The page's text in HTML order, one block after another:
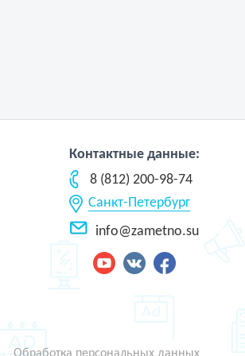
Контактные данные:
8 (812) 200-98-74
Санкт-Петербург
info@zametno.su